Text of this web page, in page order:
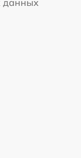
данных